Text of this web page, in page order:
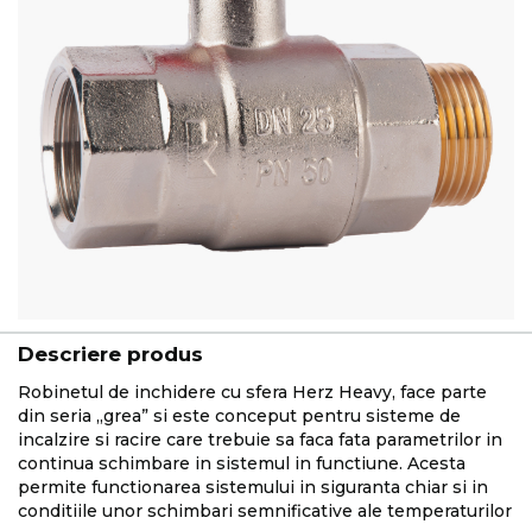
Descriere produs
Robinetul de inchidere cu sfera Herz Heavy, face parte
din seria „grea” si este conceput pentru sisteme de
incalzire si racire care trebuie sa faca fata parametrilor in
continua schimbare in sistemul in functiune. Acesta
permite functionarea sistemului in siguranta chiar si in
conditiile unor schimbari semnificative ale temperaturilor